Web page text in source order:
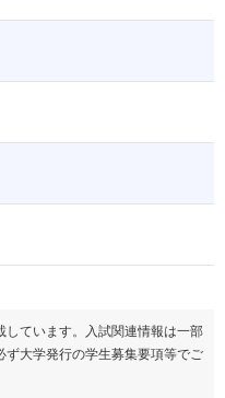
ています。入試関連情報は一部
大学発行の学生募集要項等でご